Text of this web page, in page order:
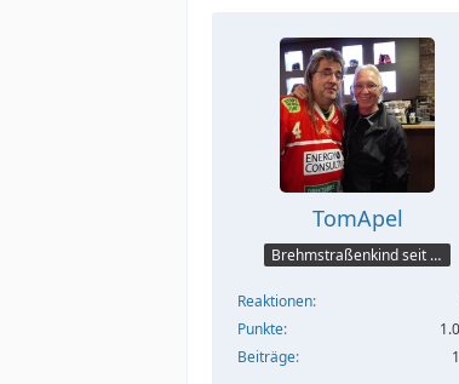
TomApel
Brehmstraßenkind seit 75
Reaktionen
Punkte
Beiträge